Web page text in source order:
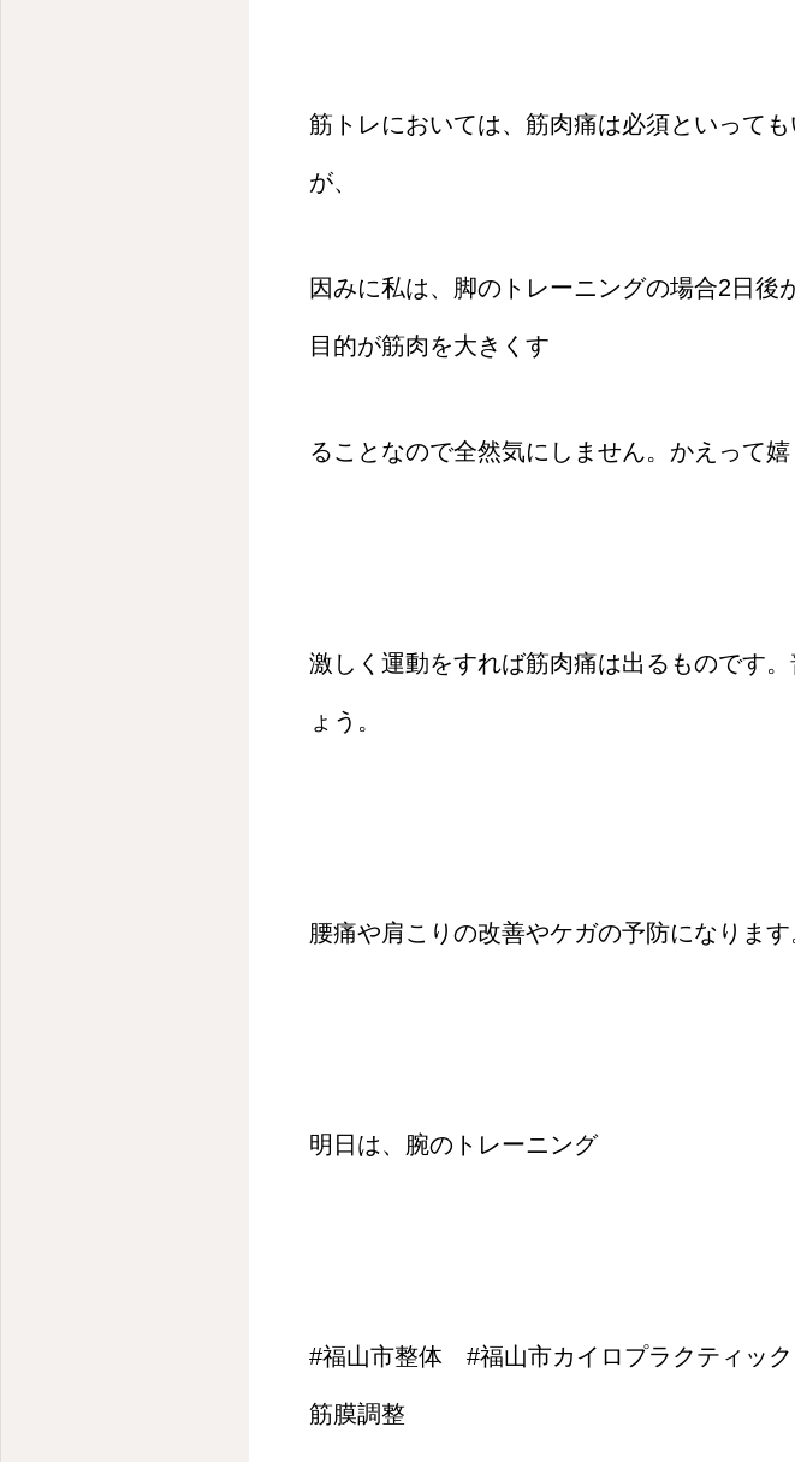
筋トレにおいては、筋肉痛は必須といって
が、
因みに私は、脚のトレーニングの場合2日
目的が筋肉を大きくす
ることなので全然気にしません。かえって
激しく運動をすれば筋肉痛は出るものです
ょう。
腰痛や肩こりの改善やケガの予防になります
明日は、腕のトレーニング
#福山市整体 #福山市カイロプラクティ
筋膜調整